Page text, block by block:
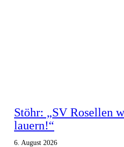
Stöhr: „SV Rosellen
lauern!“
6. August 2026